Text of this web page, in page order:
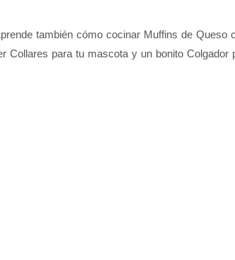
también cómo cocinar Muffins de Queso
Collares para tu mascota y un bonito Colgador